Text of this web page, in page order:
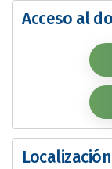
Acceso al